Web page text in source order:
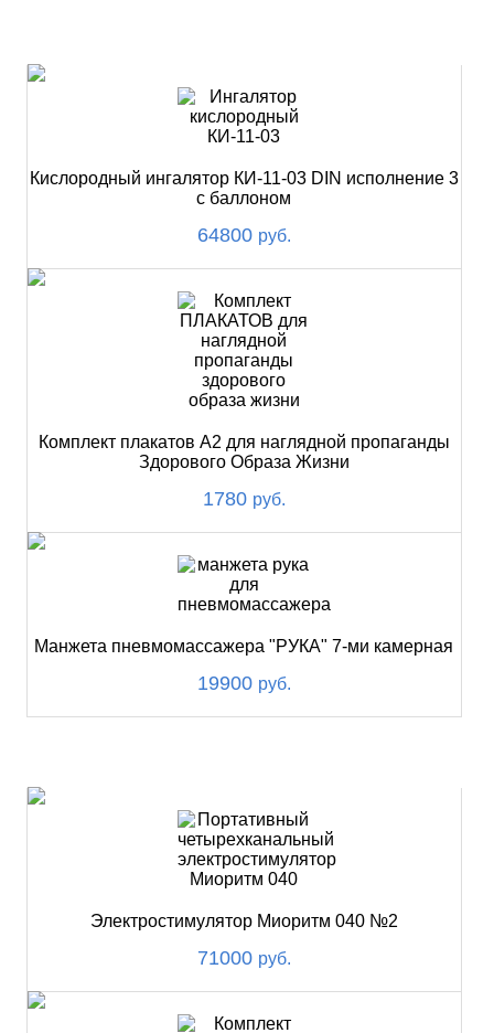
Кислородный ингалятор КИ-11-03 DIN исполнение 3
с баллоном
64800 руб.
Комплект плакатов А2 для наглядной пропаганды
Здорового Образа Жизни
1780 руб.
Манжета пневмомассажера "РУКА" 7-ми камерная
19900 руб.
Электростимулятор Миоритм 040 №2
71000 руб.